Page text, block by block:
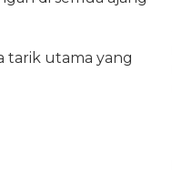
tarik utama yang